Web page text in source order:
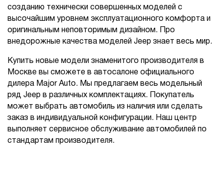
созданию технически совершенных моделей с
высочайшим уровнем эксплуатационного комфорта и
оригинальным неповторимым дизайном. Про
внедорожные качества моделей Jeep знает весь мир.
Купить новые модели знаменитого производителя в
Москве вы сможете в автосалоне официального
дилера Major Auto. Мы предлагаем весь модельный
ряд Jeep в различных комплектациях. Покупатель
может выбрать автомобиль из наличия или сделать
заказ в индивидуальной конфигурации. Наш центр
выполняет сервисное обслуживание автомобилей по
стандартам производителя.